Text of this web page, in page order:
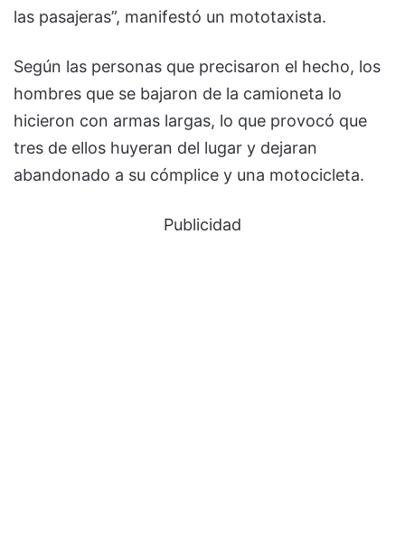
las pasajeras”, manifestó un mototaxista.
Según las personas que precisaron el hecho, los
hombres que se bajaron de la camioneta lo
hicieron con armas largas, lo que provocó que
tres de ellos huyeran del lugar y dejaran
abandonado a su cómplice y una motocicleta.
Publicidad